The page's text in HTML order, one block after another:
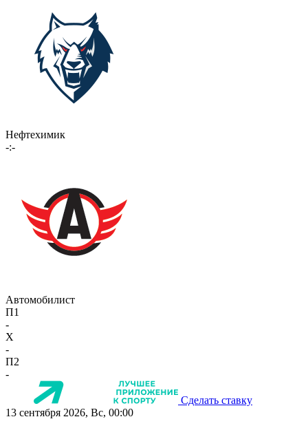
Нефтехимик
-:-
Автомобилист
П1
-
X
-
П2
-
Сделать ставку
13 сентября 2026, Вс, 00:00